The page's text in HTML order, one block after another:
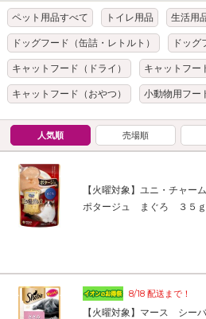
ペット用品すべて トイレ用品 生活用
ドッグフード（缶詰・レトルト） ドッグ
キャットフード（ドライ） キャットフー
キャットフード（おやつ） 小動物用フー
人気順 売場順
【火曜対象】ユニ・チャ
ポタージュ まぐろ ３５ｇ
8/18 配送まで！
【火曜対象】マース シ